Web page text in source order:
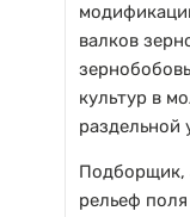
валков
культур в
раздельной
Подборщик,
рельеф